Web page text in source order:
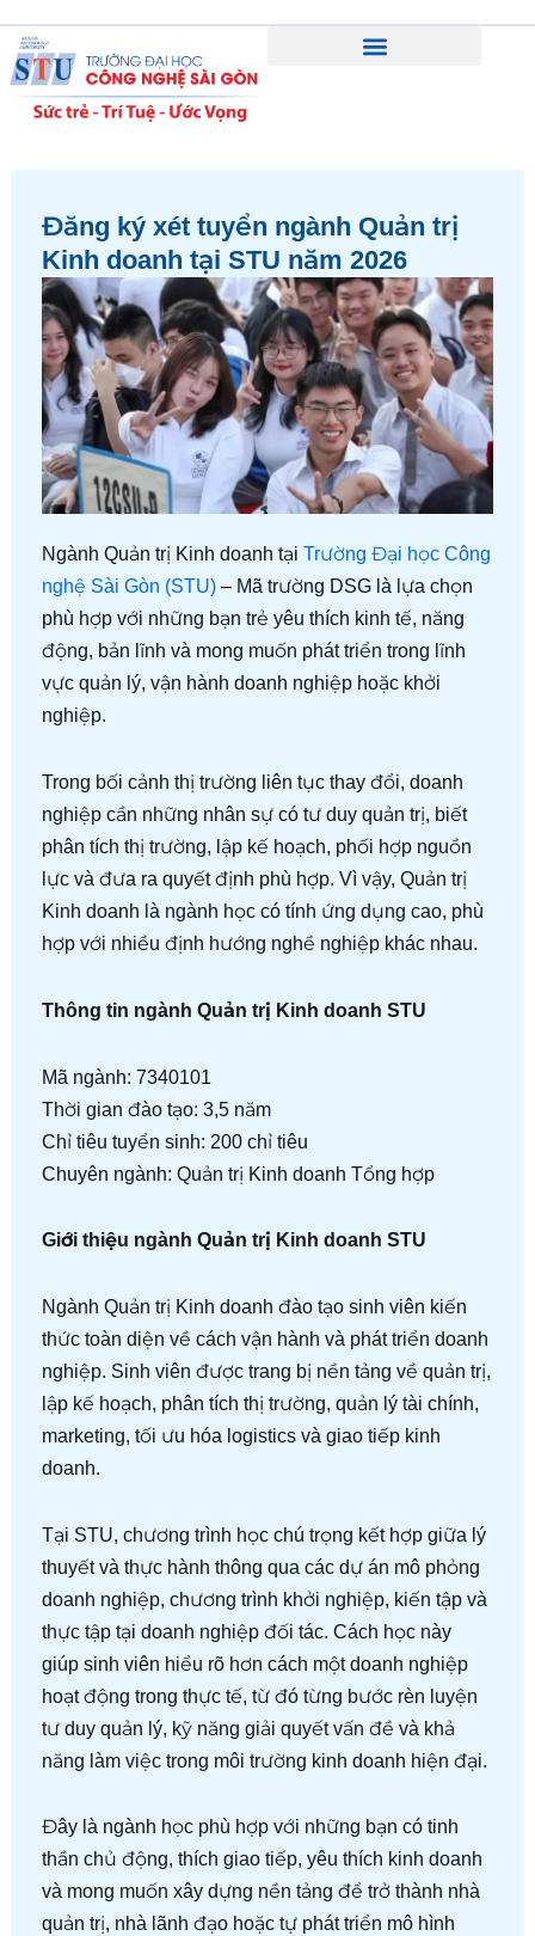
content
Đăng ký xét tuyển ngành Quản trị
Kinh doanh tại STU năm 2026
Ngành Quản trị Kinh doanh tạiTrường Đại học Công
nghệ Sài Gòn (STU) – Mã trường DSG là lựa chọn
phù hợp với những bạn trẻ yêu thích kinh tế, năng
động, bản lĩnh và mong muốn phát triển trong lĩnh
vực quản lý, vận hành doanh nghiệp hoặc khởi
nghiệp.
Trong bối cảnh thị trường liên tục thay đổi, doanh
nghiệp cần những nhân sự có tư duy quản trị, biết
phân tích thị trường, lập kế hoạch, phối hợp nguồn
lực và đưa ra quyết định phù hợp. Vì vậy, Quản trị
Kinh doanh là ngành học có tính ứng dụng cao, phù
hợp với nhiều định hướng nghề nghiệp khác nhau.
Thông tin ngành Quản trị Kinh doanh STU
Mã ngành: 7340101
Thời gian đào tạo: 3,5 năm
Chỉ tiêu tuyển sinh: 200 chỉ tiêu
Chuyên ngành: Quản trị Kinh doanh Tổng hợp
Giới thiệu ngành Quản trị Kinh doanh STU
Ngành Quản trị Kinh doanh đào tạo sinh viên kiến
thức toàn diện về cách vận hành và phát triển doanh
nghiệp. Sinh viên được trang bị nền tảng về quản trị,
lập kế hoạch, phân tích thị trường, quản lý tài chính,
marketing, tối ưu hóa logistics và giao tiếp kinh
doanh.
Tại STU, chương trình học chú trọng kết hợp giữa lý
thuyết và thực hành thông qua các dự án mô phỏng
doanh nghiệp, chương trình khởi nghiệp, kiến tập và
thực tập tại doanh nghiệp đối tác. Cách học này
giúp sinh viên hiểu rõ hơn cách một doanh nghiệp
hoạt động trong thực tế, từ đó từng bước rèn luyện
tư duy quản lý, kỹ năng giải quyết vấn đề và khả
năng làm việc trong môi trường kinh doanh hiện đại.
Đây là ngành học phù hợp với những bạn có tinh
thần chủ động, thích giao tiếp, yêu thích kinh doanh
và mong muốn xây dựng nền tảng để trở thành nhà
quản trị, nhà lãnh đạo hoặc tự phát triển mô hình